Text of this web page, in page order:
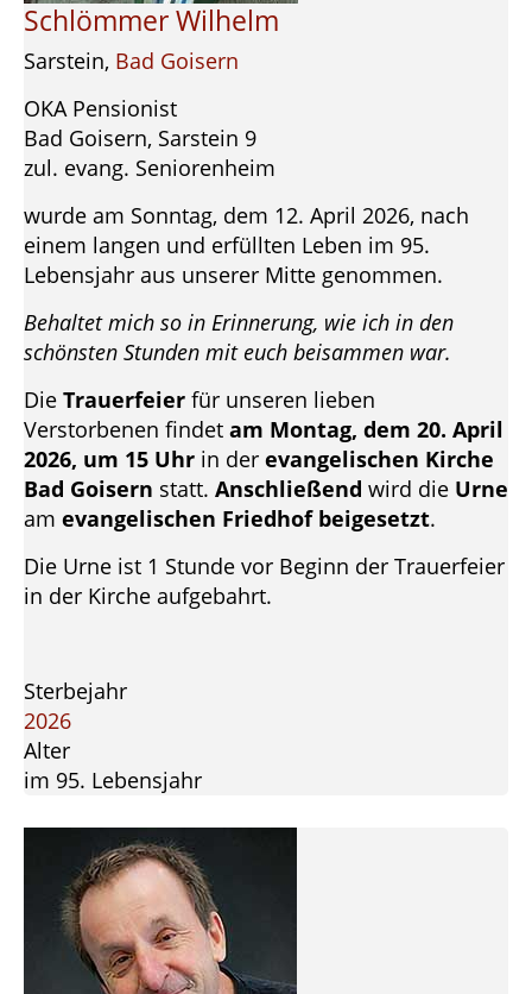
Schlömmer Wilhelm
Sarstein, Bad Goisern
OKA Pensionist
Bad Goisern, Sarstein 9
zul. evang. Seniorenheim
wurde am Sonntag, dem 12. April 2026, nach
einem langen und erfüllten Leben im 95.
Lebensjahr aus unserer Mitte genommen.
Behaltet mich so in Erinnerung, wie ich in den
schönsten Stunden mit euch beisammen war.
Die Trauerfeier für unseren lieben
Verstorbenen findet am Montag, dem 20. April
2026, um 15 Uhr in der evangelischen Kirche
Bad Goisern statt. Anschließend wird die Urne
am evangelischen Friedhof beigesetzt.
Die Urne ist 1 Stunde vor Beginn der Trauerfeier
in der Kirche aufgebahrt.
Sterbejahr
2026
Alter
im 95. Lebensjahr